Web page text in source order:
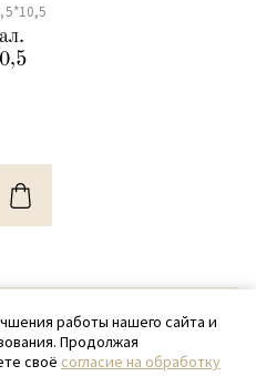
SamPack
699-97-87
работы нашего сайта и
Продолжая
своё согласие на обработку